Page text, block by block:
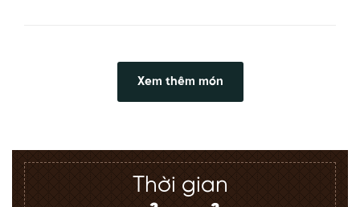
Xem thêm món
Thời gian